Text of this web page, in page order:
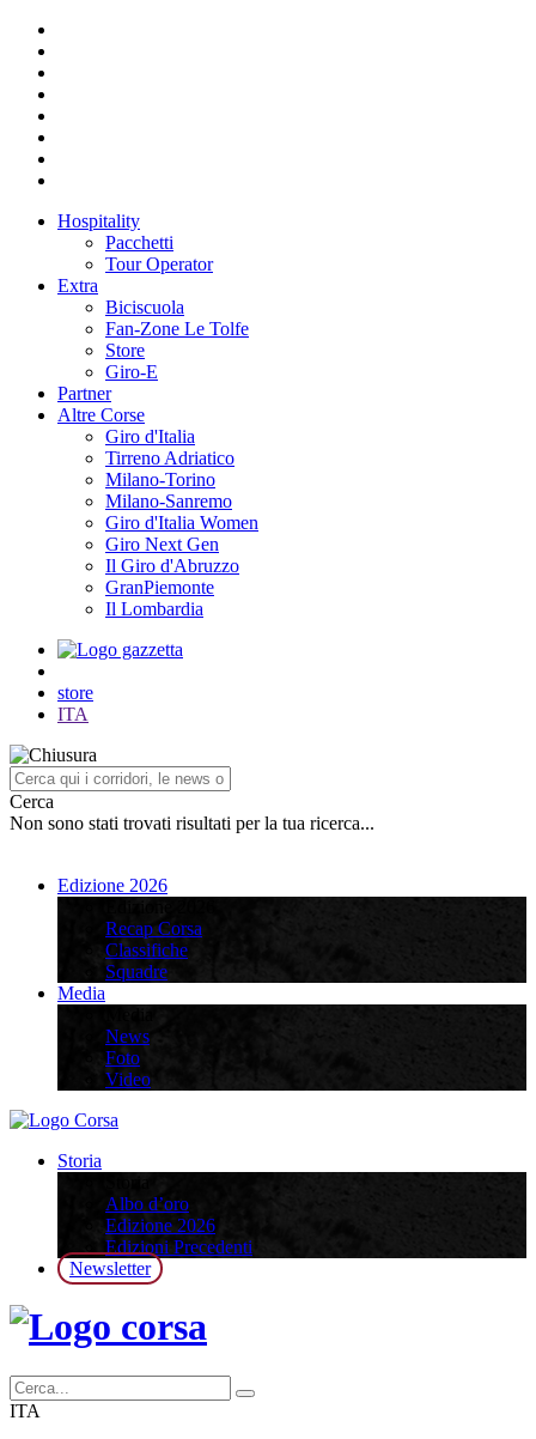
Hospitality
Pacchetti
Tour Operator
Extra
Biciscuola
Fan-Zone Le Tolfe
Store
Giro-E
Partner
Altre Corse
Giro d'Italia
Tirreno Adriatico
Milano-Torino
Milano-Sanremo
Giro d'Italia Women
Giro Next Gen
Il Giro d'Abruzzo
GranPiemonte
Il Lombardia
store
ITA
Cerca
Non sono stati trovati risultati per la tua ricerca...
Edizione 2026
Recap Corsa
Classifiche
Squadre
Media
News
Foto
Video
Storia
Albo d’oro
Edizione 2026
Edizioni Precedenti
Newsletter
ITA